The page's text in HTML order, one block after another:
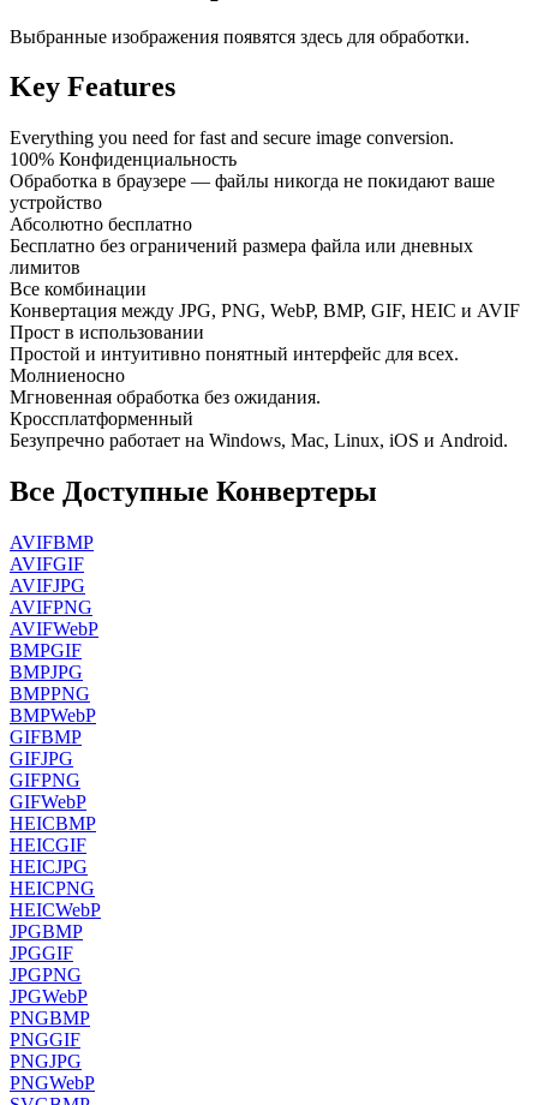
Выбранные изображения появятся здесь для обработки.
Key Features
Everything you need for fast and secure image conversion.
100% Конфиденциальность
Обработка в браузере — файлы никогда не покидают ваше
устройство
Абсолютно бесплатно
Бесплатно без ограничений размера файла или дневных
лимитов
Все комбинации
Конвертация между JPG, PNG, WebP, BMP, GIF, HEIC и AVIF
Прост в использовании
Простой и интуитивно понятный интерфейс для всех.
Молниеносно
Мгновенная обработка без ожидания.
Кроссплатформенный
Безупречно работает на Windows, Mac, Linux, iOS и Android.
Все Доступные Конвертеры
AVIFBMP
AVIFGIF
AVIFJPG
AVIFPNG
AVIFWebP
BMPGIF
BMPJPG
BMPPNG
BMPWebP
GIFBMP
GIFJPG
GIFPNG
GIFWebP
HEICBMP
HEICGIF
HEICJPG
HEICPNG
HEICWebP
JPGBMP
JPGGIF
JPGPNG
JPGWebP
PNGBMP
PNGGIF
PNGJPG
PNGWebP